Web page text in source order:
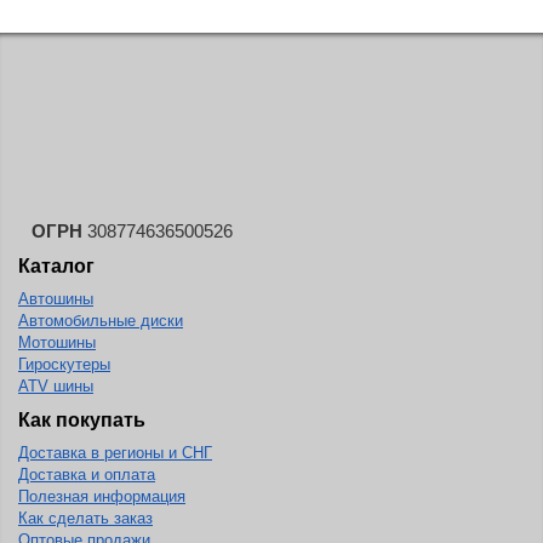
Lorenso
NZ
O.Z. Racing
Race Ready
Rapid
Replay
Rial
Roner
RW Wheels
ОГРН 308774636500526
Каталог
Автошины
Автомобильные диски
Мотошины
Гироскутеры
ATV шины
Как покупать
Доставка в регионы и СНГ
Доставка и оплата
Полезная информация
Как сделать заказ